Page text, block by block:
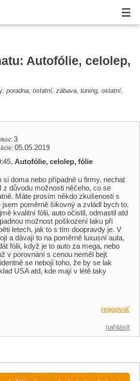
Autofólie, celolep,
poradna, ostatní, zábava, tuning, ostatní,
3
05.05.2019
Autofólie, celolep, fólie
si doma nebo případně u firmy, nechat
z důvodu možnosti něčeho, co se
Máte prosím někdo zkušenosti s
poměrně šikovný a zvládl bych to.
kvalitní fólii, auto očistil, odmastil atd
možnost poškození laku při
letech, jak to s tím doopravdy je. V
a dávají to na poměrně luxusní auta,
fólii, když je to auto za mega, nebo
v porovnání s cenou neměl bejt
se nebojí toho, že by se lak
USA atd, kde mají v létě taky
reagovať
nahlásit